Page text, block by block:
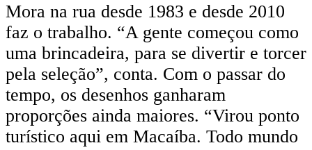
Mora na rua desde 1983 e desde 2010
faz o trabalho. “A gente começou como
uma brincadeira, para se divertir e torcer
pela seleção”, conta. Com o passar do
tempo, os desenhos ganharam
proporções ainda maiores. “Virou ponto
turístico aqui em Macaíba. Todo mundo